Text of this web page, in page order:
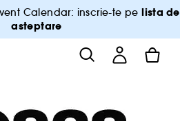
Calendar: inscrie-te pelista de
asteptare